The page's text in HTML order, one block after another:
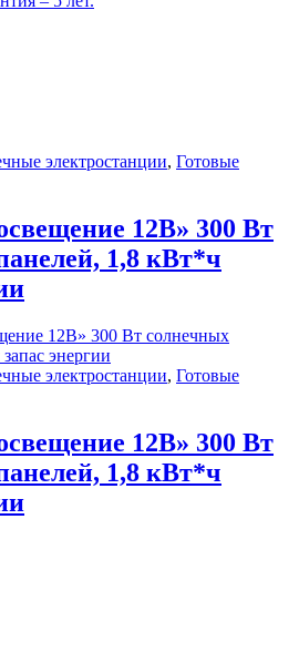
электростанции, Готовые
12В» 300 Вт
1,8 кВт*ч
электростанции, Готовые
12В» 300 Вт
1,8 кВт*ч